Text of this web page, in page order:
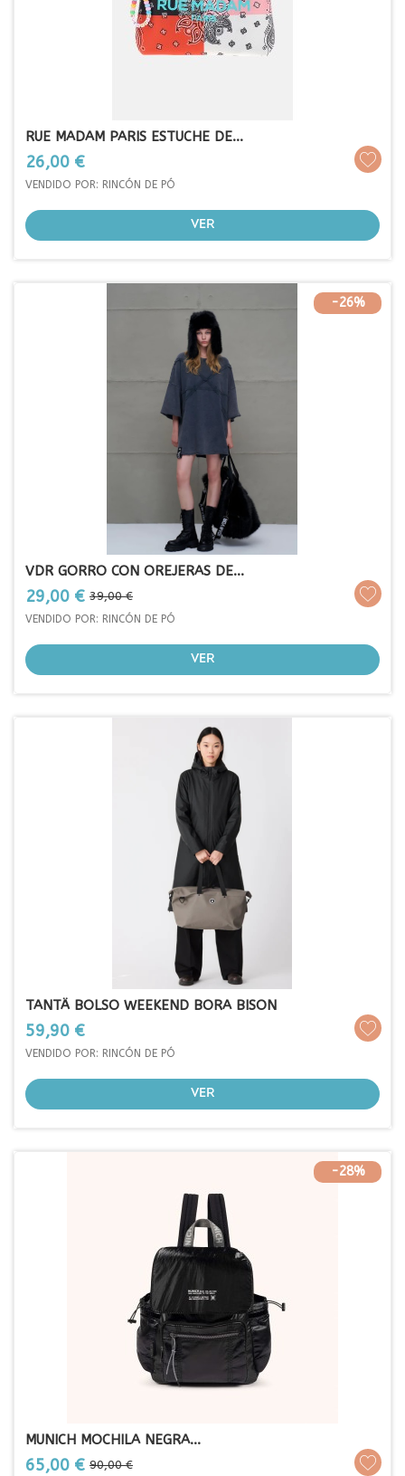
RUE MADAM PARIS ESTUCHE DE...
Prezo
26,00 €
VENDIDO POR: RINCÓN DE PÓ
VER
-26%
VDR GORRO CON OREJERAS DE...
Prezo
29,00 € Prezo
base
39,00 €
VENDIDO POR: RINCÓN DE PÓ
VER
TANTÄ BOLSO WEEKEND BORA BISON
Prezo
59,90 €
VENDIDO POR: RINCÓN DE PÓ
VER
-28%
MUNICH MOCHILA NEGRA...
Prezo
65,00 € Prezo
90,00 €